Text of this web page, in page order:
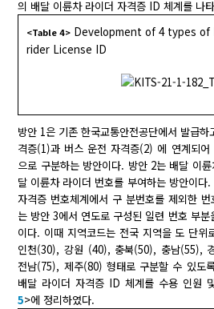
의 배달 이륜차 라이더 자격증 ID 체계를 나
<Table 4> Development of 4 types of
rider License ID
방안 1은 기존 한국교통안전공단에서 발급
격증(1)과 버스 운전 자격증(2) 에 연계되
으로 구분하는 방안이다. 방안 2는 배달 이
달 이륜차 라이더 번호를 부여하는 방안이다
자격증 번호체계에서 구 분번호를 제외한
는 방안 3에서 연도로 구성된 일련 번호 부
이다. 이때 지역코드는 전국 지역을 도 단
인천(30), 강원 (40), 충북(50), 충남(55),
전남(75), 제주(80) 형태로 구분할 수 있도
배달 라이더 자격증 ID 체계를 수용 인원
5>에 정리하였다.